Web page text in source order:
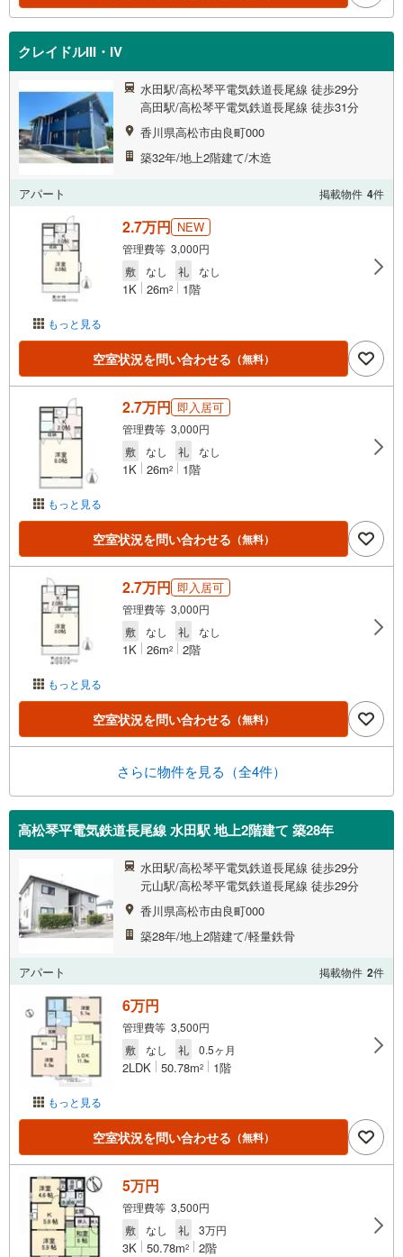
クレイドルIII・IV
水田駅/高松琴平電気鉄道長尾線 徒歩29分
高田駅/高松琴平電気鉄道長尾線 徒歩31分
香川県高松市由良町000
築32年/地上2階建て/木造
アパート 掲載物件 4件
もっと見る
2.7万円 NEW
管理費等 3,000円
敷
なし 礼 なし
1K 26m2 1階
空室状況を問い合わせる （無料）
もっと見る
2.7万円 即入居可
管理費等 3,000円
敷
なし 礼 なし
1K 26m2 1階
空室状況を問い合わせる （無料）
もっと見る
2.7万円 即入居可
管理費等 3,000円
敷
なし 礼 なし
1K 26m2 2階
空室状況を問い合わせる （無料）
さらに物件を見る（全4件）
高松琴平電気鉄道長尾線 水田駅 地上2階建て 築28年
水田駅/高松琴平電気鉄道長尾線 徒歩29分
元山駅/高松琴平電気鉄道長尾線 徒歩29分
香川県高松市由良町000
築28年/地上2階建て/軽量鉄骨
アパート 掲載物件 2件
もっと見る
6万円
管理費等 3,500円
敷
なし 礼 0.5ヶ月
2LDK 50.78m2 1階
空室状況を問い合わせる （無料）
5万円
管理費等 3,500円
敷
なし 礼 3万円
3K 50.78m2 2階